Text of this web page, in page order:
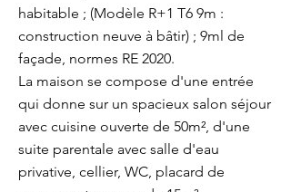
habitable ; (Modèle R+1 T6 9m :
construction neuve à bâtir) ; 9ml de
façade, normes RE 2020.
La maison se compose d'une entrée
qui donne sur un spacieux salon séjour
avec cuisine ouverte de 50m², d'une
suite parentale avec salle d'eau
privative, cellier, WC, placard de